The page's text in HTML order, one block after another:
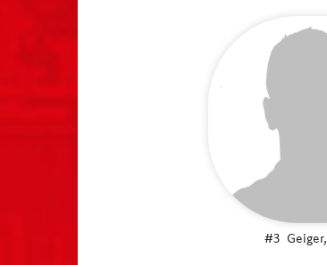
#3 Geiger,